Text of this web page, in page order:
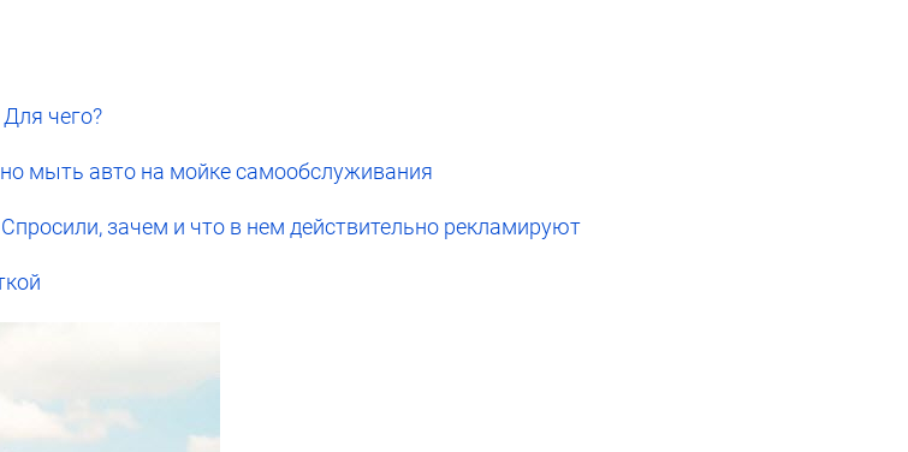
чего?
мыть авто на мойке самообслуживания
зачем и что в нем действительно рекламируют